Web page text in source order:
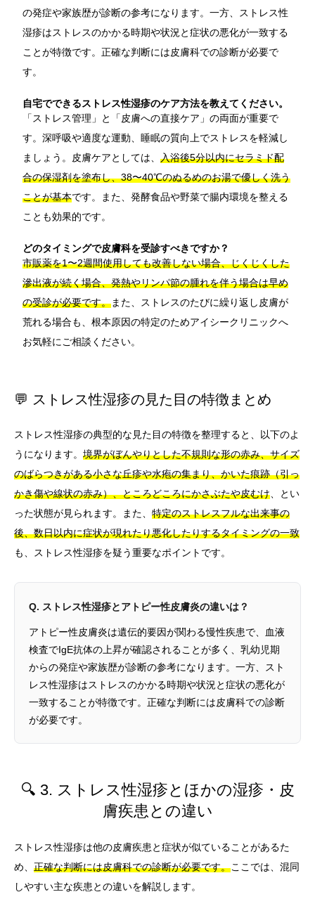
の発症や家族歴が診断の参考になります。一方、ストレス性
湿疹はストレスのかかる時期や状況と症状の悪化が一致する
ことが特徴です。正確な判断には皮膚科での診断が必要で
す。
自宅でできるストレス性湿疹のケア方法を教えてください。
「ストレス管理」と「皮膚への直接ケア」の両面が重要で
す。深呼吸や適度な運動、睡眠の質向上でストレスを軽減し
ましょう。皮膚ケアとしては、 入浴後5分以内にセラミド配
合の保湿剤を塗布し、38〜40℃のぬるめのお湯で優しく洗う
ことが基本です。また、発酵食品や野菜で腸内環境を整える
ことも効果的です。
どのタイミングで皮膚科を受診すべきですか？
市販薬を1〜2週間使用しても改善しない場合、じくじくした
滲出液が続く場合、発熱やリンパ節の腫れを伴う場合は早め
の受診が必要です。また、ストレスのたびに繰り返し皮膚が
荒れる場合も、根本原因の特定のためアイシークリニックへ
お気軽にご相談ください。
💬 ストレス性湿疹の見た目の特徴まとめ
ストレス性湿疹の典型的な見た目の特徴を整理すると、以下のよ
うになります。 境界がぼんやりとした不規則な形の赤み、サイズ
のばらつきがある小さな丘疹や水疱の集まり、かいた痕跡（引っ
かき傷や線状の赤み）、ところどころにかさぶたや皮むけ、とい
った状態が見られます。また、 特定のストレスフルな出来事の
後、数日以内に症状が現れたり悪化したりするタイミングの一致
も、ストレス性湿疹を疑う重要なポイントです。
Q. ストレス性湿疹とアトピー性皮膚炎の違いは？
アトピー性皮膚炎は遺伝的要因が関わる慢性疾患で、血液
検査でIgE抗体の上昇が確認されることが多く、乳幼児期
からの発症や家族歴が診断の参考になります。一方、スト
レス性湿疹はストレスのかかる時期や状況と症状の悪化が
一致することが特徴です。正確な判断には皮膚科での診断
が必要です。
🔍 3. ストレス性湿疹とほかの湿疹・皮
膚疾患との違い
ストレス性湿疹は他の皮膚疾患と症状が似ていることがあるた
め、 正確な判断には皮膚科での診断が必要です。ここでは、混同
しやすい主な疾患との違いを解説します。